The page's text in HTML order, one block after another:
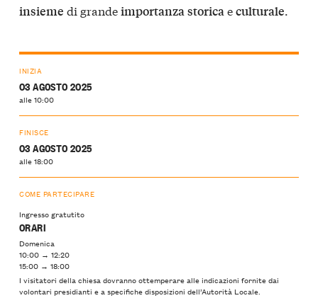
insieme di grandeimportanzastoricaeculturale.
INIZIA
03 AGOSTO 2025
alle 10:00
FINISCE
03 AGOSTO 2025
alle 18:00
COME PARTECIPARE
Ingresso gratutito
ORARI
Domenica
10:00 → 12:20
15:00 → 18:00
I visitatori della chiesa dovranno ottemperare alle indicazioni fornite dai
volontari presidianti e a specifiche disposizioni dell’Autorità Locale.